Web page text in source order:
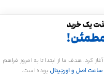
مجموعه ساعت جَم فعالیت خود را از سال 1401 آغاز کرد. هدف ما از ابتدا تا به امروز فراهم
ساعت اصل و اورجینال بوده است.